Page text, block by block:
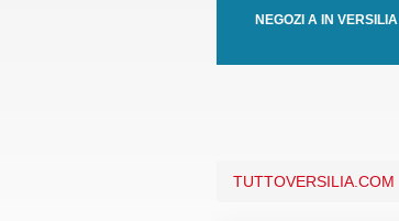
NEGOZI A IN VERSILIA
TUTTOVERSILIA.COM